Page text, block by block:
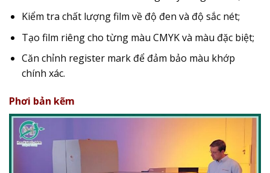
Kiểm tra chất lượng film về độ đen và độ sắc nét;
Tạo film riêng cho từng màu CMYK và màu đặc biệt;
Căn chỉnh register mark để đảm bảo màu khớp
chính xác.
Phơi bản kẽm